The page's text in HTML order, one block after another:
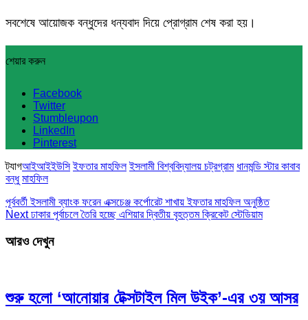
সবশেষে আয়োজক বন্ধুদের ধন্যবাদ দিয়ে প্রোগ্রাম শেষ করা হয়।
শেয়ার করুন
Facebook
Twitter
Stumbleupon
LinkedIn
Pinterest
ট্যাগআইআইইউসি ইফতার মাহফিল ইসলামী বিশ্ববিদ্যালয় চট্রগ্রাম ধানমন্ডি স্টার কাবাব
বন্ধু মাহফিল
পূর্ববর্তীইসলামী ব্যাংক ফরেন এক্সচেঞ্জ কর্পোরেট শাখায় ইফতার মাহফিল অনুষ্ঠিত
Nextঢাকার পূর্বাচলে তৈরি হচ্ছে এশিয়ার দ্বিতীয় বৃহত্তম ক্রিকেট স্টেডিয়াম
আরও দেখুন
শুরু হলো ‘আনোয়ার টেক্সটাইল মিল উইক’-এর ৩য় আসর